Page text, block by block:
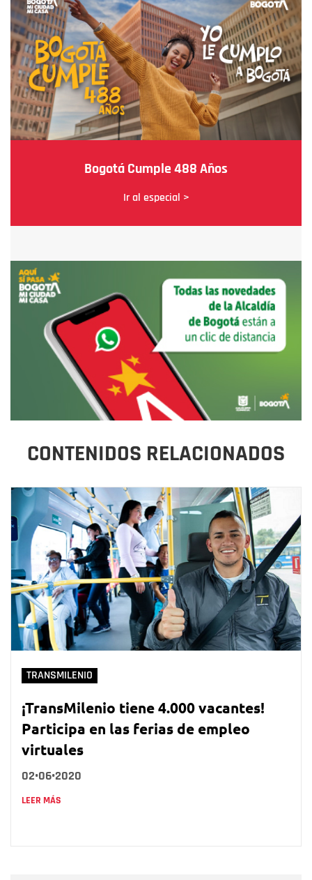
Bogotá Cumple 488 Años
Ir al especial >
CONTENIDOS RELACIONADOS
TRANSMILENIO
¡TransMilenio tiene 4.000 vacantes!
Participa en las ferias de empleo
virtuales
02•06•2020
LEER MÁS